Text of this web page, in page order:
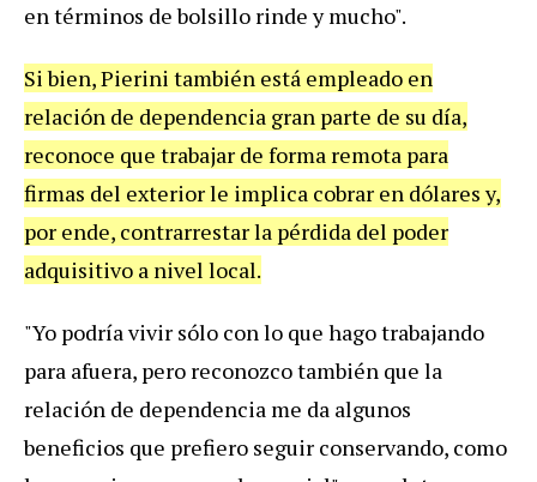
en términos de bolsillo rinde y mucho".
Si bien, Pierini también está empleado en
relación de dependencia gran parte de su día,
reconoce que trabajar de forma remota para
firmas del exterior le implica cobrar en dólares y,
por ende, contrarrestar la pérdida del poder
adquisitivo a nivel local.
"Yo podría vivir sólo con lo que hago trabajando
para afuera, pero reconozco también que la
relación de dependencia me da algunos
beneficios que prefiero seguir conservando, como